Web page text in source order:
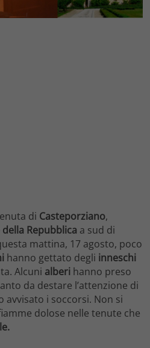
di Casteporziano,
della Repubblica a sud di
mattina, 17 agosto, poco
hanno gettato degli inneschi
Alcuni alberi hanno preso
da destare l’attenzione di
avvisato i soccorsi. Non si
dolose nelle tenute che